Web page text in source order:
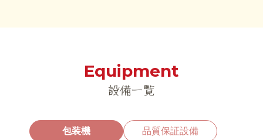
Equipment
設備一覧
包装機
品質保証設備